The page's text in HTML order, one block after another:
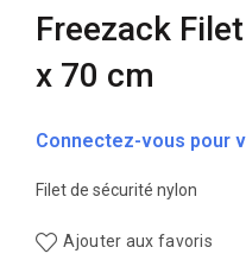
Freezack
x 70 cm
Connectez-vous pour
Filet de sécurité nylon
Ajouter aux favoris